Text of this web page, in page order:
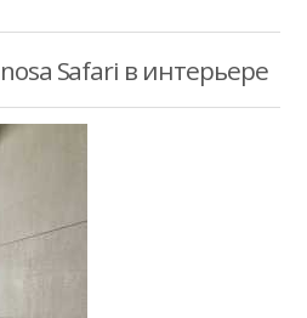
Safari в интерьере